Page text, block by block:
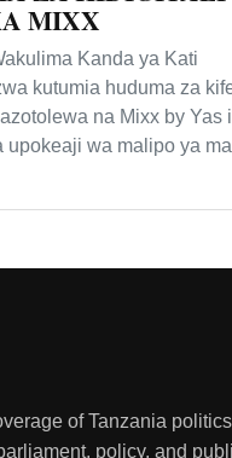
MIXX
Kanda ya Kati
kutumia huduma za
na Mixx by Yas
upokeaji wa malipo ya
of Tanzania
policy, and